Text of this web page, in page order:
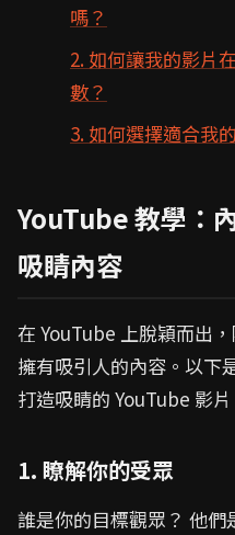
嗎？
2. 如何讓我的影片
數？
3. 如何選擇適合我
YouTube 教學：
吸睛內容
在 YouTube 上脫穎而出
擁有吸引人的內容。以下
打造吸睛的 YouTube 影片
1. 瞭解你的受眾
誰是你的目標觀眾？ 他們